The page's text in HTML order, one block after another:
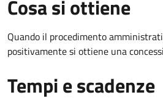
Cosa si ottiene
Quando il procedimento
positivamente si ottiene una
Tempi e scadenze